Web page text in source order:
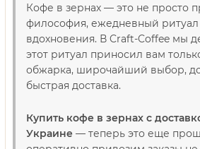
Кофе в зернах — это не просто
философия, ежедневный ритуал
вдохновения. В Craft-Coffee мы
этот ритуал приносил вам
обжарка, широчайший выбор,
быстрая доставка.
Купить кофе в зернах с
Украине — теперь это еще